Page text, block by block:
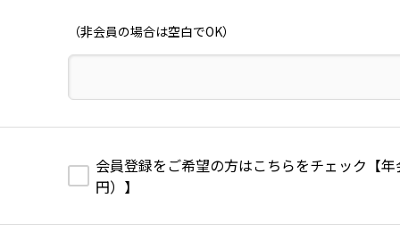
（非会員の場合は空白でOK）
会員登録をご希望の方はこちらをチェック【
円）】